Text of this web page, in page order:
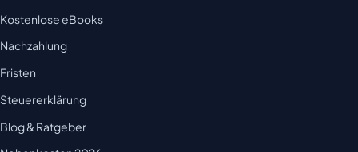
Kostenlose eBooks
Nachzahlung
Fristen
Steuererklärung
Blog & Ratgeber